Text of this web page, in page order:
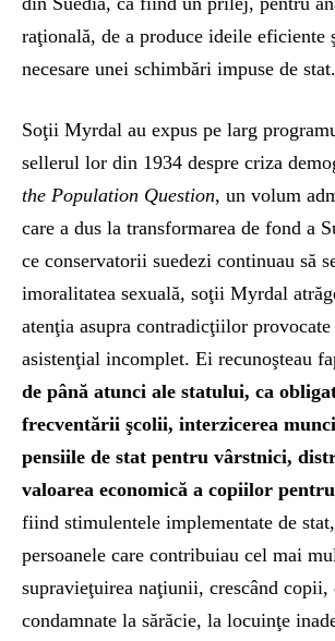
raţională, de a produce ideile eficiente
necesare unei schimbări impuse de stat.
Soţii Myrdal au expus pe larg
sellerul lor din 1934 despre criza
the Population Question, un volum
care a dus la transformarea de fond a
ce conservatorii suedezi continuau să
imoralitatea sexuală, soţii Myrdal
atenţia asupra contradicţiilor provocate
asistenţial incomplet. Ei recunoşteau
de până atunci ale statului, ca
frecventării şcolii, interzicerea
pensiile de stat pentru vârstnici,
valoarea economică a copiilor
fiind stimulentele implementate de
persoanele care contribuiau cel mai
supravieţuirea naţiunii, crescând copii,
condamnate la sărăcie, la locuinţe